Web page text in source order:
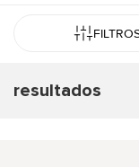
resultados